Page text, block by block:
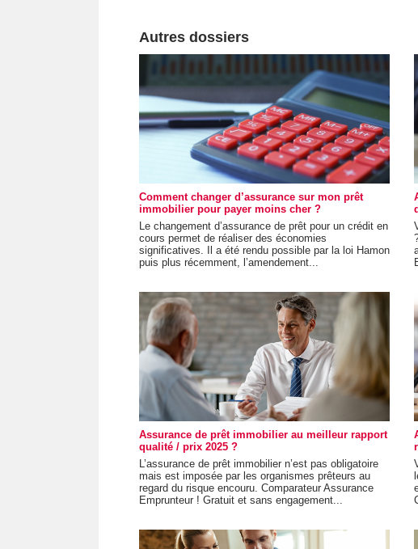
Autres dossiers
Comment changer d’assurance sur mon prêt
immobilier pour payer moins cher ?
Le changement d’assurance de prêt pour un crédit en
cours permet de réaliser des économies
significatives. Il a été rendu possible par la loi Hamon
puis plus récemment, l’amendement...
Assurance de prêt immobilier au meilleur rapport
qualité / prix 2025 ?
L’assurance de prêt immobilier n’est pas obligatoire
mais est imposée par les organismes prêteurs au
regard du risque encouru. Comparateur Assurance
Emprunteur ! Gratuit et sans engagement...